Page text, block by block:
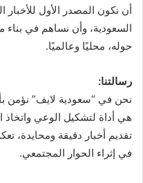
أن نكون المصدر الأول للأخبار
السعودية، وأن نساهم في
حوله، محليًا وعالميًا.
رسالتنا:
نحن في “سعودية لايف” نؤمن
هي أداة لتشكيل الوعي
تقديم أخبار دقيقة ومحايدة،
في إثراء الحوار المجتمعي.